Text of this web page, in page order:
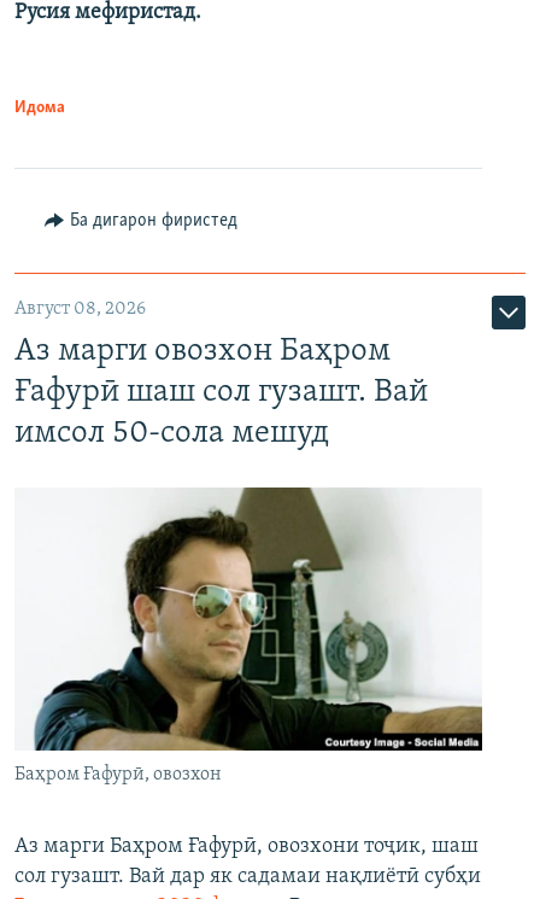
Русия мефиристад.
Идома
Ба дигарон фиристед
Август 08, 2026
Аз марги овозхон Баҳром
Ғафурӣ шаш сол гузашт. Вай
имсол 50-сола мешуд
Баҳром Ғафурӣ, овозхон
Аз марги Баҳром Ғафурӣ, овозхони тоҷик, шаш
сол гузашт. Вай дар як садамаи нақлиётӣ субҳи